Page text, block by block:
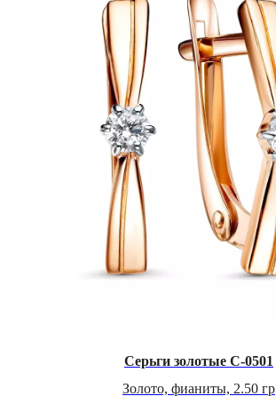
Серьги золотые С-0501
Золото, фианиты, 2.50 гр